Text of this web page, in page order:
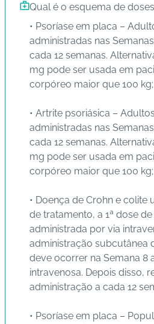
A
P
P
Qual é o esquema de
• Psoríase em placa –
administradas nas
cada 12 semanas.
mg pode ser usada em
corpóreo maior que 100 kg;
• Artrite psoriásica –
administradas nas
cada 12 semanas.
mg pode ser usada em
corpóreo maior que 100 kg;
• Doença de Crohn e colite
de tratamento, a 1ª dose
administrada por via
administração subcutânea
deve ocorrer na Semana 8
intravenosa. Depois disso,
administração a cada 12
• Psoríase em placa –